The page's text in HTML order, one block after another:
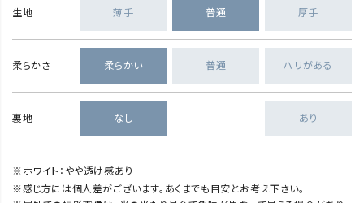
生地 薄手 普通 厚手
柔らかさ 柔らかい 普通 ハリがある
裏地 なし あり
※ホワイト：やや透け感あり
※感じ方には個人差がございます。あくまでも目安とお考え下さい。